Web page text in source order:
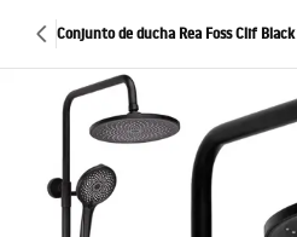
Conjunto de ducha Rea Foss Clif Black